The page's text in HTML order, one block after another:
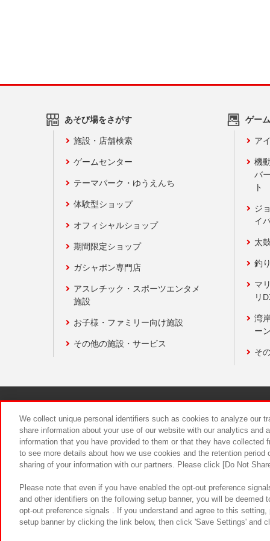
あそび場をさがす
施設・店舗検索
ゲームセンター
テーマパーク・ゆうえんち
体験型ショップ
オフィシャルショップ
期間限定ショップ
ガシャポン専門店
アスレチック・スポーツエンタメ
施設
お子様・ファミリー向け施設
その他の施設・サービス
ゲー
ア
機
バ
ト
ジ
イ
太
釣
マ
リ
湾
ー
そ
食品のご
We collect unique personal identifiers such as cookies to analyze our
share information about your use of our website with our analytics and
information that you have provided to them or that they have
to see more details about how we use cookies and the retention
sharing of your information with our partners. Please click [Do Not
Please note that even if you have enabled the opt-out preference
and other identifiers on the following setup banner, you will be
opt-out preference signals . If you understand and agree to this
setup banner by clicking the link below, then click 'Save Settings' and